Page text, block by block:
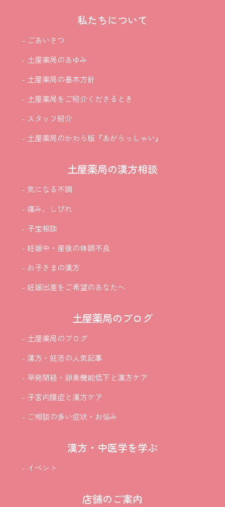
私たちについて
- ごあいさつ
- 土屋薬局のあゆみ
- 土屋薬局の基本方針
- 土屋薬局をご紹介くださるとき
- スタッフ紹介
- 土屋薬局のかわら版『あがらっしゃい』
土屋薬局の漢方相談
- 気になる不調
- 痛み、しびれ
- 子宝相談
- 妊娠中・産後の体調不良
- お子さまの漢方
- 妊娠出産をご希望のあなたへ
土屋薬局のブログ
- 土屋薬局のブログ
- 漢方・妊活の人気記事
- 早発閉経・卵巣機能低下と漢方ケア
- 子宮内膜症と漢方ケア
- ご相談の多い症状・お悩み
漢方・中医学を学ぶ
- イベント
店舗のご案内